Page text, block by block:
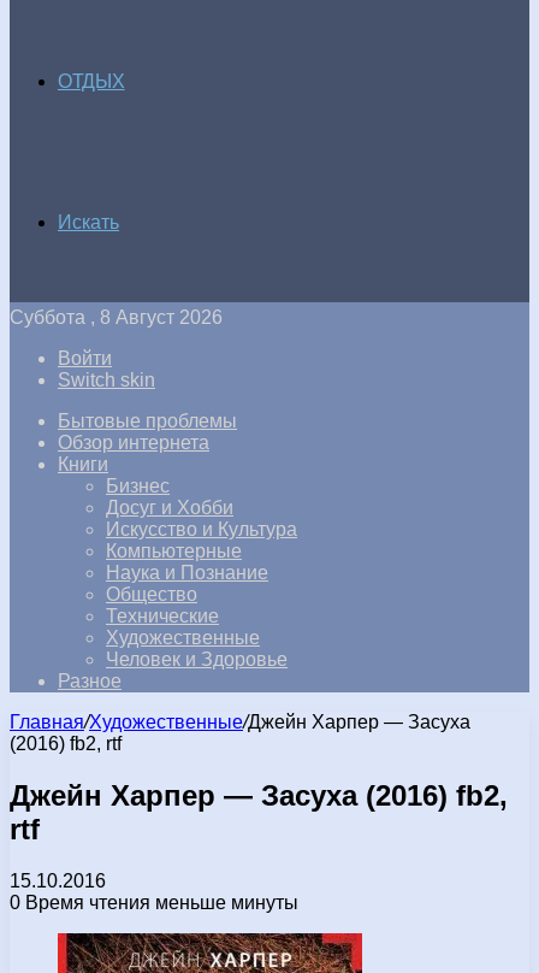
ОТДЫХ
Искать
Суббота , 8 Август 2026
Войти
Switch skin
Бытовые проблемы
Обзор интернета
Книги
Бизнес
Досуг и Хобби
Искусство и Культура
Компьютерные
Наука и Познание
Общество
Технические
Художественные
Человек и Здоровье
Разное
Главная/Художественные/Джейн Харпер — Засуха
(2016) fb2, rtf
Джейн Харпер — Засуха (2016) fb2,
rtf
15.10.2016
0 Время чтения меньше минуты